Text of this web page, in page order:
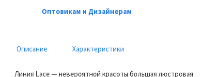
Оптовикам и Дизайнерам
Описание Характеристики
Линия Lace — невероятной красоты большая люстровая